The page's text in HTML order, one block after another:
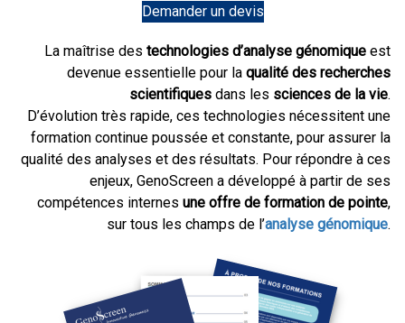
Demander un devis
La maîtrise des technologies d’analyse génomique est
devenue essentielle pour la qualité des recherches
scientifiques dans les sciences de la vie.
D’évolution très rapide, ces technologies nécessitent une
formation continue poussée et constante, pour assurer la
qualité des analyses et des résultats. Pour répondre à ces
enjeux, GenoScreen a développé à partir de ses
compétences internes une offre de formation de pointe,
sur tous les champs de l’analyse génomique.